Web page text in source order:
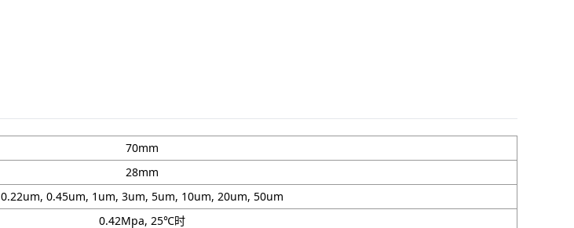
70mm
28mm
0.22um, 0.45um, 1um, 3um, 5um, 10um, 20um, 50um
0.42Mpa, 25℃时